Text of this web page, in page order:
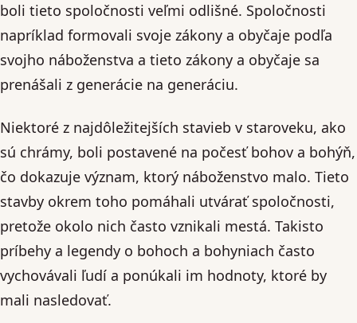
boli tieto spoločnosti veľmi odlišné. Spoločnosti
napríklad formovali svoje zákony a obyčaje podľa
svojho náboženstva a tieto zákony a obyčaje sa
prenášali z generácie na generáciu.
Niektoré z najdôležitejších stavieb v staroveku, ako
sú chrámy, boli postavené na počesť bohov a bohýň,
čo dokazuje význam, ktorý náboženstvo malo. Tieto
stavby okrem toho pomáhali utvárať spoločnosti,
pretože okolo nich často vznikali mestá. Takisto
príbehy a legendy o bohoch a bohyniach často
vychovávali ľudí a ponúkali im hodnoty, ktoré by
mali nasledovať.